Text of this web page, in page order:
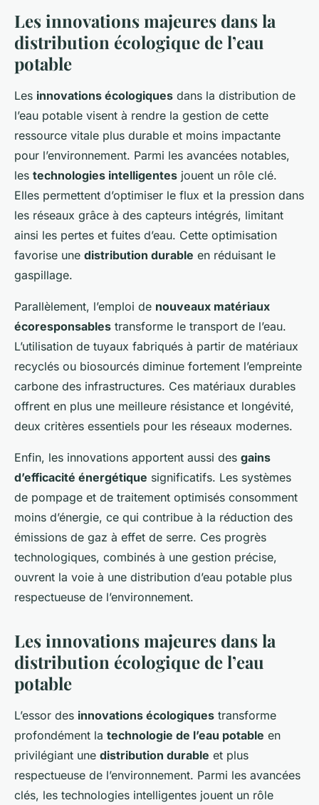
Naviguer vers un Avenir
Écologique : Innovations
Révolutionnaires en
Technologie de Distribution
d'Eau Potable
Chloé •10 mai 2025•6 min de lecture
Les innovations majeures dans la
distribution écologique de l’eau
potable
Les innovations écologiques dans la distribution de
l’eau potable visent à rendre la gestion de cette
ressource vitale plus durable et moins impactante
pour l’environnement. Parmi les avancées notables,
les technologies intelligentes jouent un rôle clé.
Elles permettent d’optimiser le flux et la pression dans
les réseaux grâce à des capteurs intégrés, limitant
ainsi les pertes et fuites d’eau. Cette optimisation
favorise une distribution durable en réduisant le
gaspillage.
Parallèlement, l’emploi de nouveaux matériaux
écoresponsables transforme le transport de l’eau.
L’utilisation de tuyaux fabriqués à partir de matériaux
recyclés ou biosourcés diminue fortement l’empreinte
carbone des infrastructures. Ces matériaux durables
offrent en plus une meilleure résistance et longévité,
deux critères essentiels pour les réseaux modernes.
Enfin, les innovations apportent aussi des gains
d’efficacité énergétique significatifs. Les systèmes
de pompage et de traitement optimisés consomment
moins d’énergie, ce qui contribue à la réduction des
émissions de gaz à effet de serre. Ces progrès
technologiques, combinés à une gestion précise,
ouvrent la voie à une distribution d’eau potable plus
respectueuse de l’environnement.
Les innovations majeures dans la
distribution écologique de l’eau
potable
L’essor des innovations écologiques transforme
profondément la technologie de l’eau potable en
privilégiant une distribution durable et plus
respectueuse de l’environnement. Parmi les avancées
clés, les technologies intelligentes jouent un rôle